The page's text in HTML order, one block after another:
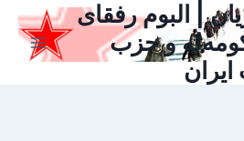
| البوم رفقای
کومه‌له و حزب